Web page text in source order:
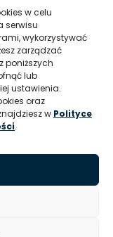
w celu
serwisu
wykorzystywać
zarządzać
poniższych
lub
ustawienia.
oraz
w Polityce
.
w całości
w Sanoku